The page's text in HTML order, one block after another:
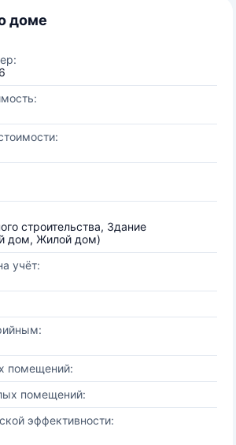
доме
строительства, Здание
дом, Жилой дом)
учёт:
помещений:
помещений:
эффективности: